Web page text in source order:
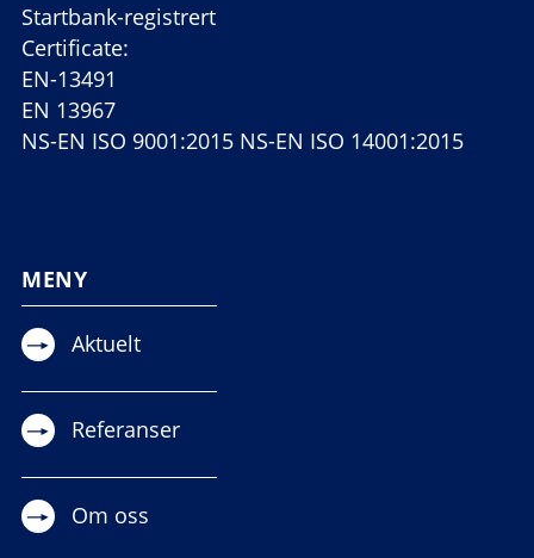
Startbank-registrert
Certificate:
EN-13491
EN 13967
NS-EN ISO 9001:2015 NS-EN ISO 14001:2015
MENY
Aktuelt
Referanser
Om oss